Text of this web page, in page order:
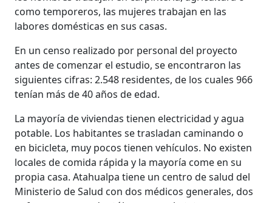
como temporeros, las mujeres trabajan en las
labores domésticas en sus casas.
En un censo realizado por personal del proyecto
antes de comenzar el estudio, se encontraron las
siguientes cifras: 2.548 residentes, de los cuales 966
tenían más de 40 años de edad.
La mayoría de viviendas tienen electricidad y agua
potable. Los habitantes se trasladan caminando o
en bicicleta, muy pocos tienen vehículos. No existen
locales de comida rápida y la mayoría come en su
propia casa. Atahualpa tiene un centro de salud del
Ministerio de Salud con dos médicos generales, dos